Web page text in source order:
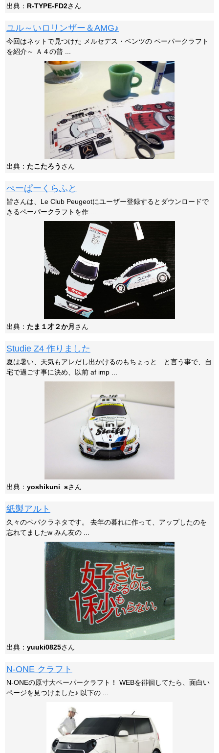
出典： R-TYPE-FD2さん
ユル～いロリンザー＆AMG♪
今回はネットで見つけた メルセデス・ベンツの ペーパークラフト
を紹介～ Ａ４の普 ...
出典： たこたろう さん
ぺーぱーくらふと
皆さんは、Le Club Peugeotにユーザー登録するとダウンロードで
きるペーパークラフトを作 ...
出典： たま１才２か月 さん
Studie Z4 作りました
夏は暑い、天気もアレだし出かけるのもちょっと…と言う事で、自
宅で過ごす事に決め、以前 af imp ...
出典： yoshikuni_sさん
紙製アルト
久々のペパクラネタです。 去年の暮れに作って、アップしたのを
忘れてましたw みん友の ...
出典： yuuki0825さん
N-ONE クラフト
N-ONEの原寸大ペーパークラフト！ WEBを徘徊してたら、面白い
ページを見つけました♪ 以下の ...